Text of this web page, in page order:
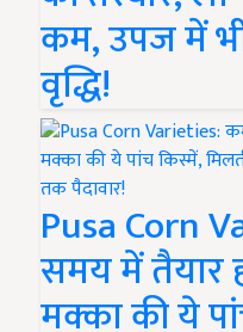
कम, उपज में
वृद्धि!
Pusa Corn
समय में तैयार
मक्का की ये